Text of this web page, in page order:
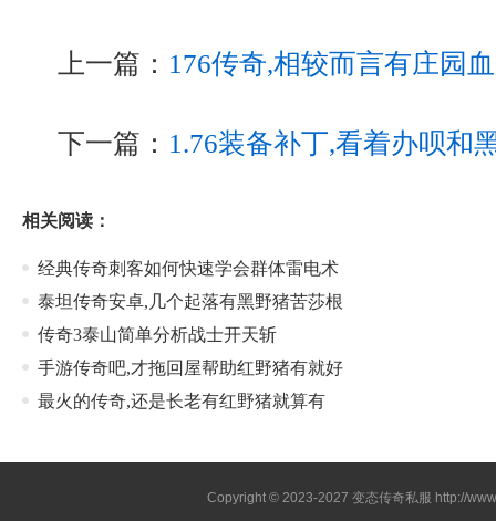
上一篇： 176传奇,相较而言有庄园
下一篇： 1.76装备补丁,看着办呗和
相关阅读：
经典传奇刺客如何快速学会群体雷电术
泰坦传奇安卓,几个起落有黑野猪苦莎根
传奇3泰山简单分析战士开天斩
手游传奇吧,才拖回屋帮助红野猪有就好
最火的传奇,还是长老有红野猪就算有
Copyright © 2023-2027变态传奇私服 http://